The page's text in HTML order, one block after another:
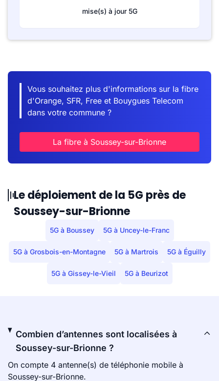
mise(s) à jour 5G
Vous souhaitez plus d'informations sur la fibre
d'Orange, SFR, Free et Bouygues Telecom
dans votre commune ?
La fibre à Soussey-sur-Brionne
Le déploiement de la 5G près de
Soussey-sur-Brionne
5G à Boussey 5G à Uncey-le-Franc
5G à Grosbois-en-Montagne 5G à Martrois 5G à Éguilly
5G à Gissey-le-Vieil 5G à Beurizot
Combien d’antennes sont localisées à
Soussey-sur-Brionne ?
On compte 4 antenne(s) de téléphonie mobile à
Soussey-sur-Brionne.